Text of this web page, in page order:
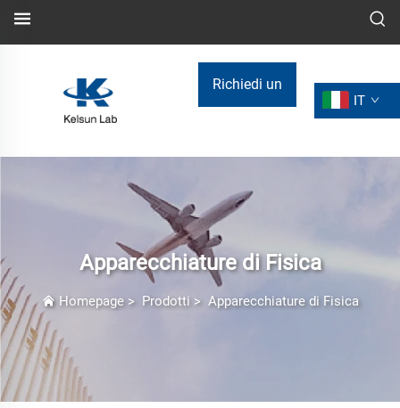
Richiedi un
IT
Apparecchiature di Fisica
Homepage> Prodotti> Apparecchiature di Fisica